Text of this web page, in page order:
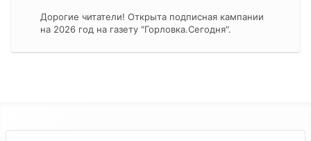
Дорогие читатели! Открыта подписная кампании
на 2026 год на газету "Горловка.Сегодня".